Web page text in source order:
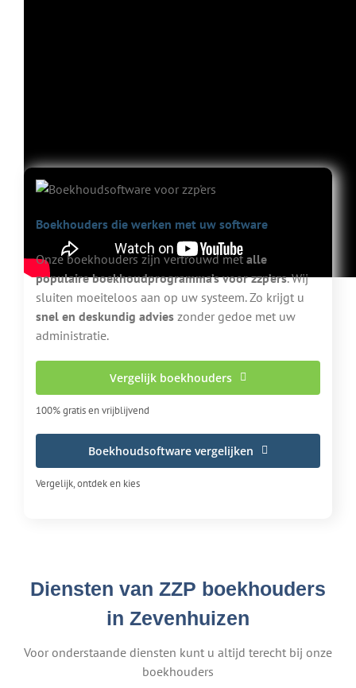
Boekhouders die werken met uw software
Onze boekhouders zijn vertrouwd met alle
populaire boekhoudprogramma’s voor zzp’ers. Wij
sluiten moeiteloos aan op uw systeem. Zo krijgt u
snel en deskundig advies zonder gedoe met uw
administratie.
Vergelijk boekhouders
100% gratis en vrijblijvend
Boekhoudsoftware vergelijken
Vergelijk, ontdek en kies
Diensten van ZZP boekhouders
in Zevenhuizen
Voor onderstaande diensten kunt u altijd terecht bij onze
boekhouders